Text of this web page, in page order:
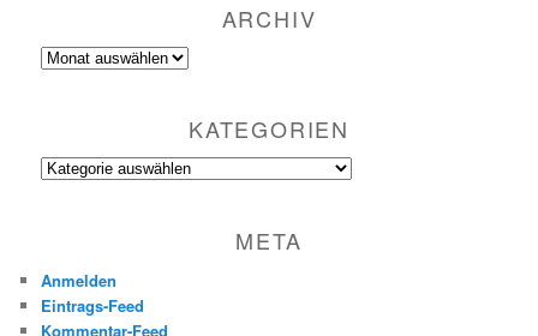
ARCHIV
Archiv
KATEGORIEN
Kategorien
META
Anmelden
Eintrags-Feed
Kommentar-Feed